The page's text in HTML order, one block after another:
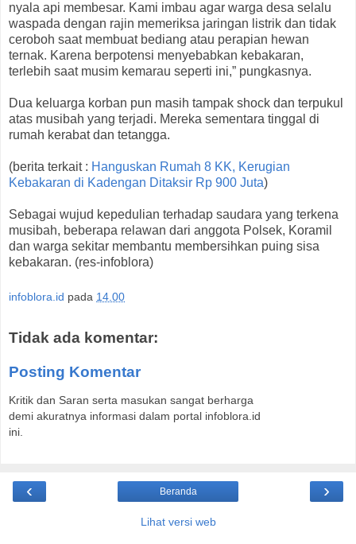
nyala api membesar. Kami imbau agar warga desa selalu
waspada dengan rajin memeriksa jaringan listrik dan tidak
ceroboh saat membuat bediang atau perapian hewan
ternak. Karena berpotensi menyebabkan kebakaran,
terlebih saat musim kemarau seperti ini,” pungkasnya.
Dua keluarga korban pun masih tampak shock dan terpukul
atas musibah yang terjadi. Mereka sementara tinggal di
rumah kerabat dan tetangga.
(berita terkait : Hanguskan Rumah 8 KK, Kerugian
Kebakaran di Kadengan Ditaksir Rp 900 Juta)
Sebagai wujud kepedulian terhadap saudara yang terkena
musibah, beberapa relawan dari anggota Polsek, Koramil
dan warga sekitar membantu membersihkan puing sisa
kebakaran. (res-infoblora)
infoblora.id pada 14.00
Tidak ada komentar:
Posting Komentar
Kritik dan Saran serta masukan sangat berharga
demi akuratnya informasi dalam portal infoblora.id
ini.
‹ ›
Beranda
Lihat versi web